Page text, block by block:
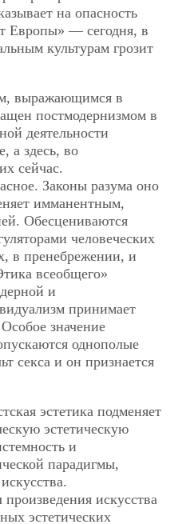
на опасность
Европы» — сегодня, в
культурам грозит
выражающимся в
постмодернизмом в
деятельности
а здесь, во
сейчас.
Законы разума оно
имманентным,
Обесцениваются
человеческих
в пренебрежении, и
всеобщего»
и
принимает
значение
однополые
секса и он признается
эстетика подменяет
эстетическую
и
парадигмы,
искусства
эстетических